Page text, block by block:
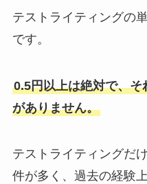
テストライティングの
です。
0.5円以上は絶対で、
がありません。
テストライティングだ
件が多く、過去の経験